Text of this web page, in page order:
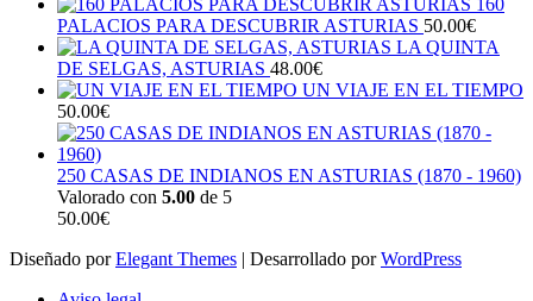
160
PALACIOS PARA DESCUBRIR ASTURIAS 50.00€
LA QUINTA
DE SELGAS, ASTURIAS 48.00€
UN VIAJE EN EL TIEMPO
50.00€
250 CASAS DE INDIANOS EN ASTURIAS (1870 - 1960)
Valorado con 5.00 de 5
50.00€
Diseñado porElegant Themes | Desarrollado porWordPress